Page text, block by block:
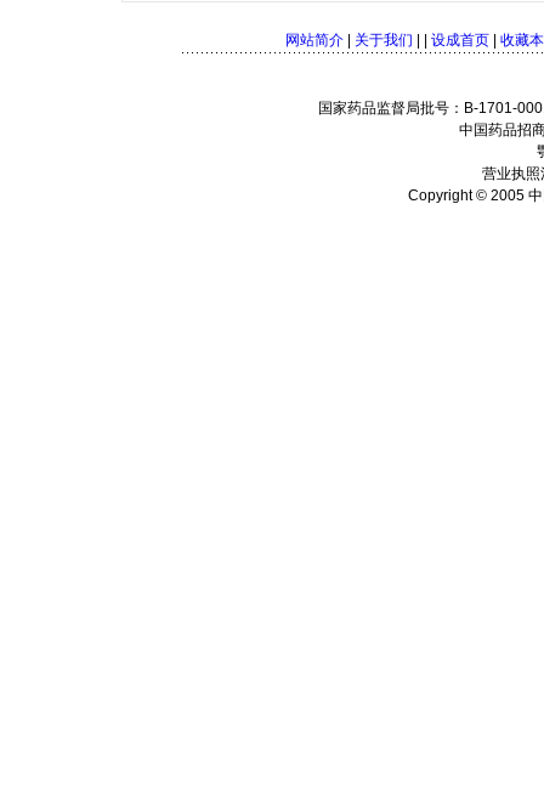
网站简介 关于我们 设成首页 收藏
国家药品监督局批号：B-1701-
中国药品招
营业执
Copyright © 2005